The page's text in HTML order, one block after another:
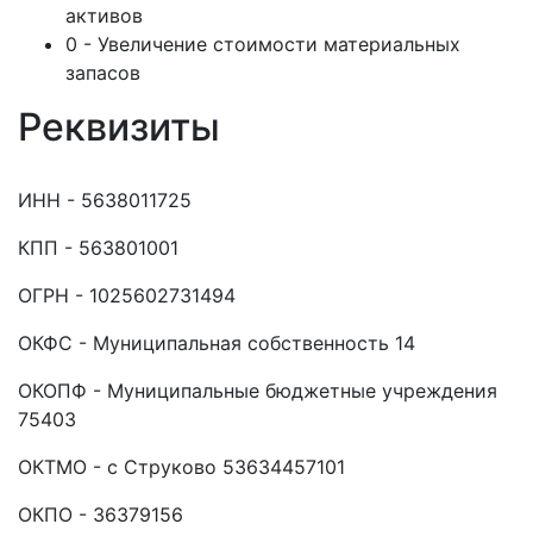
активов
0 - Увеличение стоимости материальных
запасов
Реквизиты
ИНН - 5638011725
КПП - 563801001
ОГРН - 1025602731494
ОКФС - Муниципальная собственность 14
ОКОПФ - Муниципальные бюджетные учреждения
75403
ОКТМО - с Струково 53634457101
ОКПО - 36379156